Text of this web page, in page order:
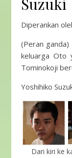
Suzuki
Diperankan
(Peran
keluarga Oto
Tominokoji
Yoshihiko
Dari kiri ke